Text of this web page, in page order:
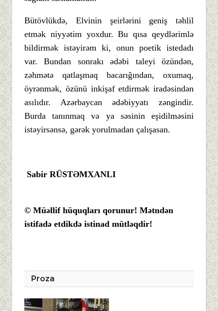
Bütövlükdə, Elvinin şeirlərini geniş təhlil
etmək niyyətim yoxdur. Bu qısa qeydlərimlə
bildirmək istəyirəm ki, onun poetik istedadı
var. Bundan sonrakı ədəbi taleyi özündən,
zəhmətə qatlaşmaq bacarığından, oxumaq,
öyrənmək, özünü inkişaf etdirmək iradəsindən
asılıdır. Azərbaycan ədəbiyyatı zəngindir.
Burda tanınmaq və ya səsinin eşidilməsini
istəyirsənsə, gərək yorulmadan çalışasan.
Sabir RÜSTƏMXANLI
© Müəllif hüquqları qorunur! Mətndən
istifadə etdikdə istinad mütləqdir!
Proza